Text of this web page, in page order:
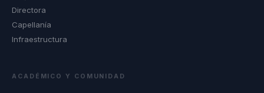
Directora
Capellanía
Infraestructura
ACADÉMICO Y COMUNIDAD